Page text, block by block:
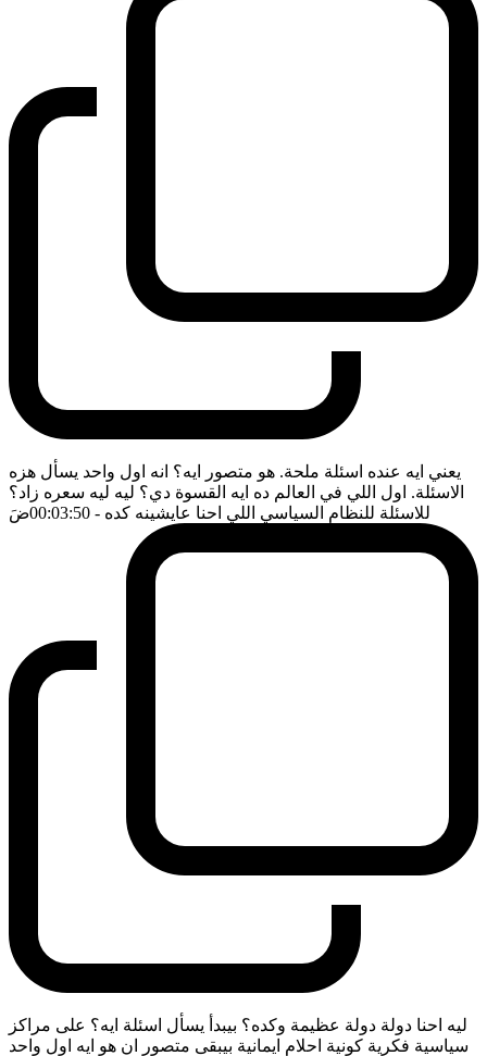
يعني ايه عنده اسئلة ملحة. هو متصور ايه؟ انه اول واحد يسأل هزه
الاسئلة. اول اللي في العالم ده ايه القسوة دي؟ ليه ليه سعره زاد؟
للاسئلة للنظام السياسي اللي احنا عايشينه كده - 00:03:50 ضَ
ليه احنا دولة دولة عظيمة وكده؟ بيبدأ يسأل اسئلة ايه؟ على مراكز
سياسية فكرية كونية احلام ايمانية بيبقى متصور ان هو ايه اول واحد